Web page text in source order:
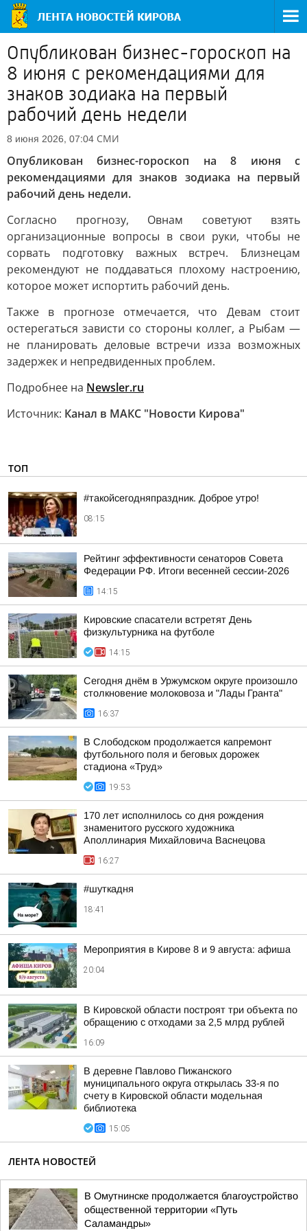
Опубликован бизнес-гороскоп на
8 июня с рекомендациями для
знаков зодиака на первый
рабочий день недели
8 июня 2026, 07:04 СМИ
Опубликован бизнес-гороскоп на 8 июня с
рекомендациями для знаков зодиака на первый
рабочий день недели.
Согласно прогнозу, Овнам советуют взять
организационные вопросы в свои руки, чтобы не
сорвать подготовку важных встреч. Близнецам
рекомендуют не поддаваться плохому настроению,
которое может испортить рабочий день.
Также в прогнозе отмечается, что Девам стоит
остерегаться зависти со стороны коллег, а Рыбам —
не планировать деловые встречи изза возможных
задержек и непредвиденных проблем.
Подробнее на Newsler.ru
Источник: Канал в МАКС "Новости Кирова"
ТОП
#такойсегодняпраздник. Доброе утро!
08:15
Рейтинг эффективности сенаторов Совета
Федерации РФ. Итоги весенней сессии-2026
14:15
Кировские спасатели встретят День
физкультурника на футболе
14:15
Сегодня днём в Уржумском округе произошло
столкновение молоковоза и "Лады Гранта"
16:37
В Слободском продолжается капремонт
футбольного поля и беговых дорожек
стадиона «Труд»
19:53
170 лет исполнилось со дня рождения
знаменитого русского художника
Аполлинария Михайловича Васнецова
16:27
#шуткадня
18:41
Мероприятия в Кирове 8 и 9 августа: афиша
20:04
В Кировской области построят три объекта по
обращению с отходами за 2,5 млрд рублей
16:09
В деревне Павлово Пижанского
муниципального округа открылась 33-я по
счету в Кировской области модельная
библиотека
15:05
ЛЕНТА НОВОСТЕЙ
В Омутнинске продолжается благоустройство
общественной территории «Путь
Саламандры»